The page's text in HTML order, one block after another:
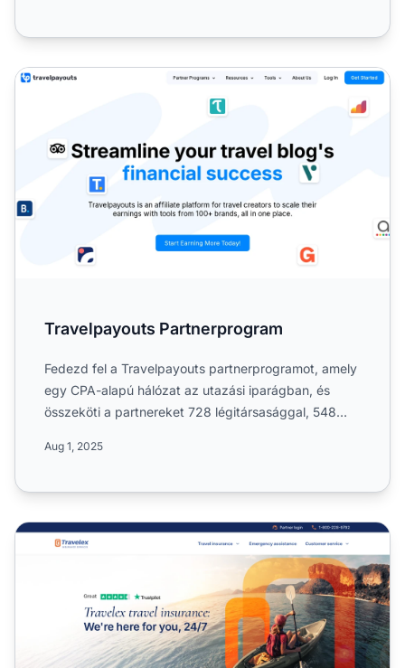
Travelpayouts Partnerprogram
Travelpayouts Partnerprogram
Fedezd fel a Travelpayouts partnerprogramot, amely
egy CPA-alapú hálózat az utazási iparágban, és
összeköti a partnereket 728 légitársasággal, 548
Aug 1, 2025
Travelex Insurance Partnerprogram